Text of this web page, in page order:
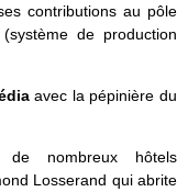
contributions au pôle
de production
avec la pépinière du
nombreux hôtels
Losserand qui abrite